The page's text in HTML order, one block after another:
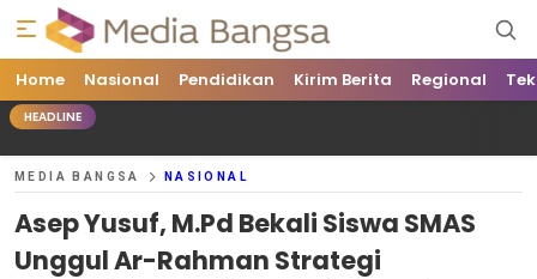
Media Bangsa
Portal Berita Nasional Terpercaya
Home Nasional Pendidikan Kirim Berita Regional
HEADLINE
MEDIA BANGSA NASIONAL
Asep Yusuf, M.Pd Bekali Siswa SMAS
Unggul Ar-Rahman Strategi